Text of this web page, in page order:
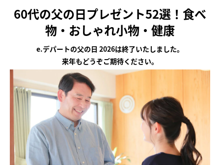
60代の父の日プレゼント52選！食べ
物・おしゃれ小物・健康
e.デパートの父の日 2026は終了いたしました。
来年もどうぞご期待ください。